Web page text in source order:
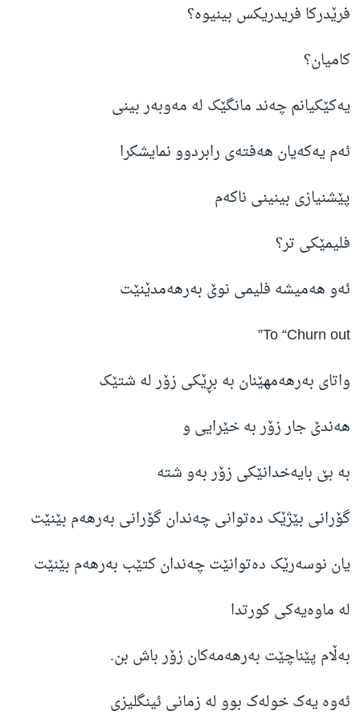
فرێدرکا فریدریکس بینیوە؟
کامیان؟
یەکێکیانم چەند مانگێک لە مەوبەر بینی
ئەم یەکەیان هەفتەی رابردوو نمایشکرا
پێشنیازی بینینی ناکەم
فلیمێکی تر؟
ئەو هەمیشە فلیمی نوێ بەرهەمدێنێت
To “Churn out”
واتای بەرهەمهێنان بە بڕێکی زۆر لە شتێک
هەندێ جار زۆر بە خێرایی و
بە بێ بایەخدانێکی زۆر بەو شتە
گۆرانی بێژێک دەتوانی چەندان گۆرانی بەرهەم بێنێت
یان نوسەرێک دەتوانێت چەندان کتێب بەرهەم بێنێت
لە ماوەیەکی کورتدا
بەڵام پێناچێت بەرهەمەکان زۆر باش بن.
ئەوە یەک خولەک بوو لە زمانی ئینگلیزی